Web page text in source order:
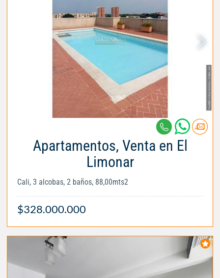
Apartamentos, Venta en El
Limonar
Cali, 3 alcobas, 2 baños, 88,00mts2
$328.000.000